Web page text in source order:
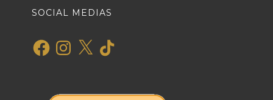
SOCIAL MEDIAS
FacebookInstagram
X TikTok